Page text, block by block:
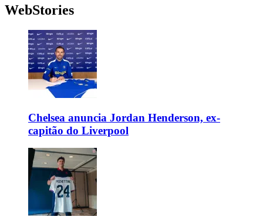
WebStories
Chelsea anuncia Jordan Henderson, ex-
capitão do Liverpool